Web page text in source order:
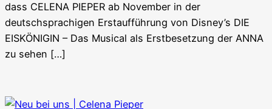
dass CELENA PIEPER ab November in der
deutschsprachigen Erstaufführung von Disney’s DIE
EISKÖNIGIN – Das Musical als Erstbesetzung der ANNA
zu sehen […]